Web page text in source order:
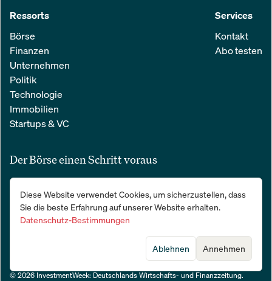
Ressorts
Börse
Finanzen
Unternehmen
Politik
Technologie
Immobilien
Startups & VC
Services
Kontakt
Abo testen
Der Börse einen Schritt voraus
Alle relevanten Nachrichten aus Wirtschaft und Finanzen in einer
einfachen E-Mail. 100 % kostenlos:
© 2026 InvestmentWeek: Deutschlands Wirtschafts- und Finanzzeitung.
Diese Website verwendet Cookies, um sicherzustellen, dass
Sie die beste Erfahrung auf unserer Website erhalten.
Datenschutz-Bestimmungen
Annehmen
Ablehnen